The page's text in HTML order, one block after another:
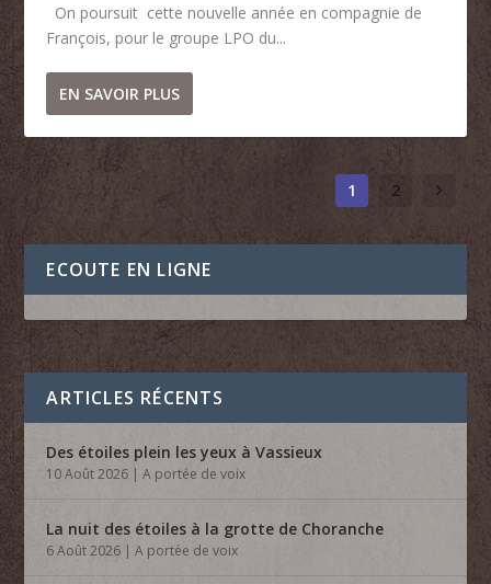
On poursuit cette nouvelle année en compagnie de
François, pour le groupe LPO du...
EN SAVOIR PLUS
1 2
ECOUTE EN LIGNE
ARTICLES RÉCENTS
Des étoiles plein les yeux à Vassieux
10 Août 2026 |A portée de voix
La nuit des étoiles à la grotte de Choranche
6 Août 2026 |A portée de voix